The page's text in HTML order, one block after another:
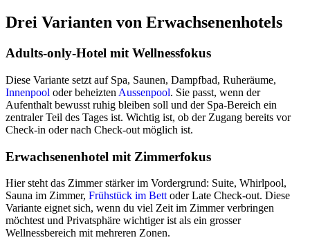
Drei Varianten von Erwachsenenhotels
Adults-only-Hotel mit Wellnessfokus
Diese Variante setzt auf Spa, Saunen, Dampfbad, Ruheräume,
Innenpool oder beheizten Aussenpool. Sie passt, wenn der
Aufenthalt bewusst ruhig bleiben soll und der Spa-Bereich ein
zentraler Teil des Tages ist. Wichtig ist, ob der Zugang bereits vor
Check-in oder nach Check-out möglich ist.
Erwachsenenhotel mit Zimmerfokus
Hier steht das Zimmer stärker im Vordergrund: Suite, Whirlpool,
Sauna im Zimmer, Frühstück im Bett oder Late Check-out. Diese
Variante eignet sich, wenn du viel Zeit im Zimmer verbringen
möchtest und Privatsphäre wichtiger ist als ein grosser
Wellnessbereich mit mehreren Zonen.